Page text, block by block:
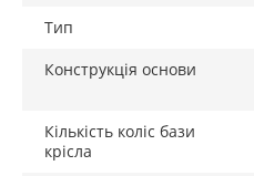
Тип
Конструкція основи
Кількість коліс бази
крісла